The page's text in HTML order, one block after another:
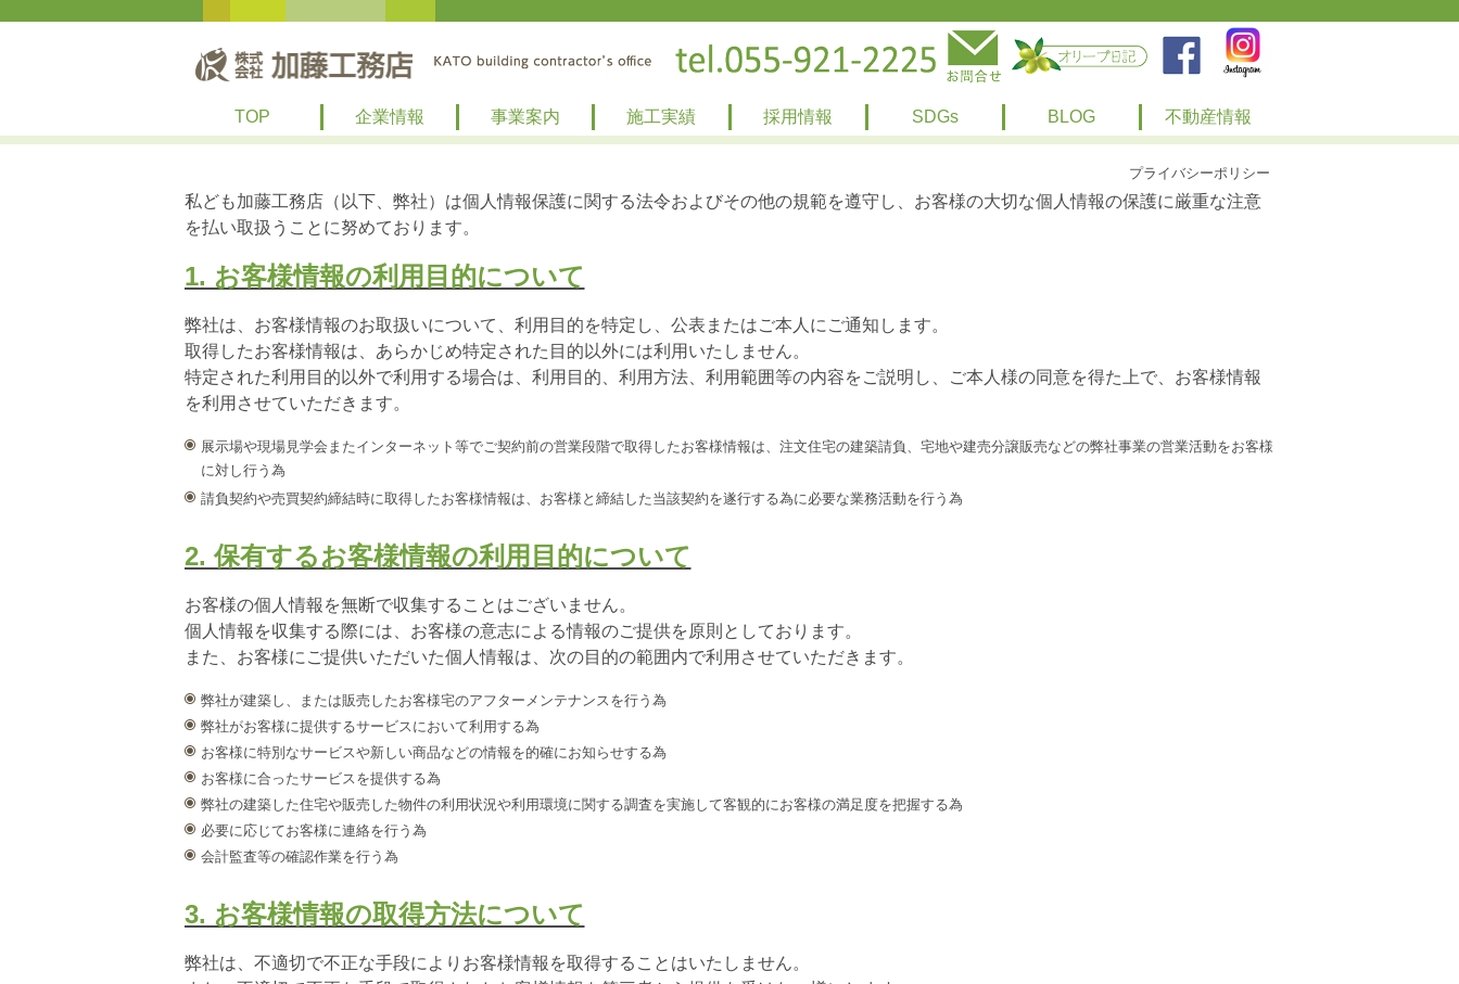
TOP 企業情報 事業案内 施工実績 採用情報 SDGs BLOG 不動産情報
プライバシーポリシー
私ども加藤工務店（以下、弊社）は個人情報保護に関する法令およびその他の規範を遵守し、お客様の大切な個人情報の保護に厳重な注意
を払い取扱うことに努めております。
1. お客様情報の利用目的について
弊社は、お客様情報のお取扱いについて、利用目的を特定し、公表またはご本人にご通知します。
取得したお客様情報は、あらかじめ特定された目的以外には利用いたしません。
特定された利用目的以外で利用する場合は、利用目的、利用方法、利用範囲等の内容をご説明し、ご本人様の同意を得た上で、お客様情報
を利用させていただきます。
展示場や現場見学会またインターネット等でご契約前の営業段階で取得したお客様情報は、注文住宅の建築請負、宅地や建売分譲販売などの弊社事業の営業活動をお客様
に対し行う為
請負契約や売買契約締結時に取得したお客様情報は、お客様と締結した当該契約を遂行する為に必要な業務活動を行う為
2. 保有するお客様情報の利用目的について
お客様の個人情報を無断で収集することはございません。
個人情報を収集する際には、お客様の意志による情報のご提供を原則としております。
また、お客様にご提供いただいた個人情報は、次の目的の範囲内で利用させていただきます。
弊社が建築し、または販売したお客様宅のアフターメンテナンスを行う為
弊社がお客様に提供するサービスにおいて利用する為
お客様に特別なサービスや新しい商品などの情報を的確にお知らせする為
お客様に合ったサービスを提供する為
弊社の建築した住宅や販売した物件の利用状況や利用環境に関する調査を実施して客観的にお客様の満足度を把握する為
必要に応じてお客様に連絡を行う為
会計監査等の確認作業を行う為
3. お客様情報の取得方法について
弊社は、不適切で不正な手段によりお客様情報を取得することはいたしません。